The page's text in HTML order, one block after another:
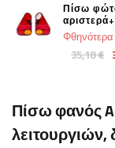
Πίσω
35,18 €
Φθηνότερα
Πίσω φανός
λειτουργιών,